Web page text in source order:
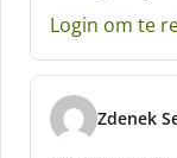
:Login om te
Zdenek
s